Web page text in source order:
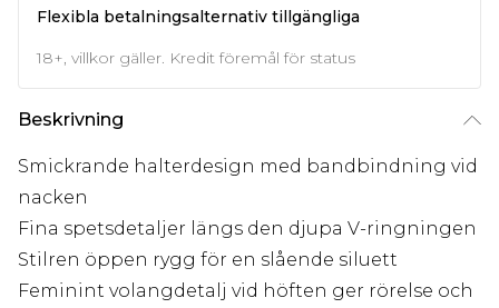
Flexibla betalningsalternativ tillgängliga
18+, villkor gäller. Kredit föremål för status
Beskrivning
Smickrande halterdesign med bandbindning vid
nacken
Fina spetsdetaljer längs den djupa V-ringningen
Stilren öppen rygg för en slående siluett
Feminint volangdetalj vid höften ger rörelse och